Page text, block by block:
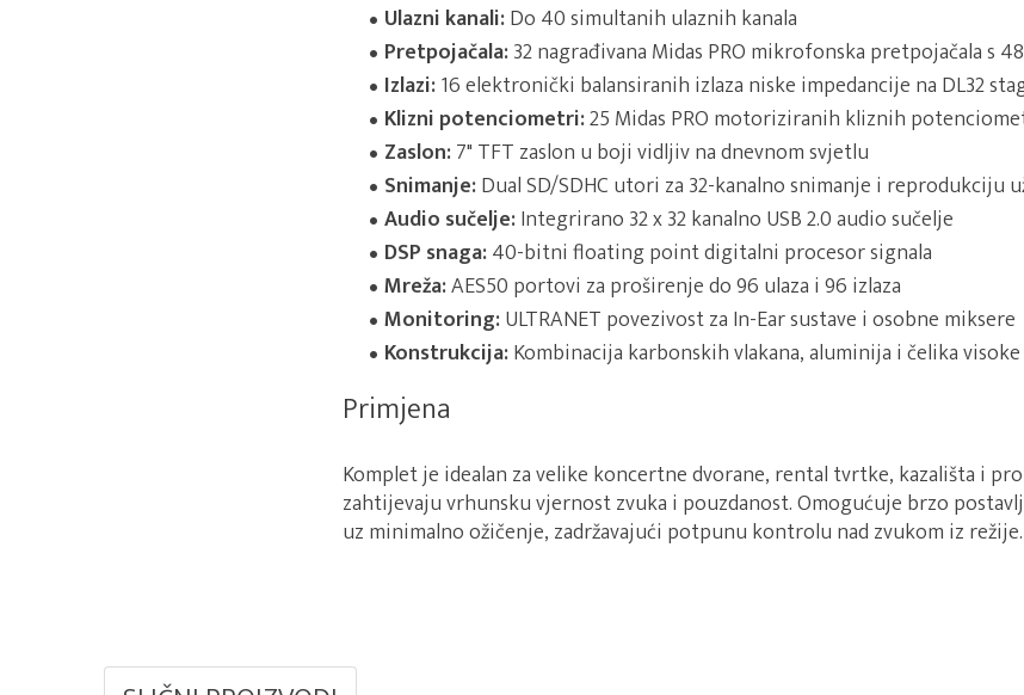
Ulazni kanali:Do 40 simultanih ulaznih kanala
Pretpojačala:32 nagrađivana Midas PRO mikrofonska pretpojačala s
Izlazi:16 elektronički balansiranih izlaza niske impedancije na DL32
Klizni potenciometri:25 Midas PRO motoriziranih kliznih
Zaslon:7" TFT zaslon u boji vidljiv na dnevnom svjetlu
Snimanje:Dual SD/SDHC utori za 32-kanalno snimanje i reprodukciju
Audio sučelje:Integrirano 32 x 32 kanalno USB 2.0 audio sučelje
DSP snaga:40-bitni floating point digitalni procesor signala
Mreža:AES50 portovi za proširenje do 96 ulaza i 96 izlaza
Monitoring:ULTRANET povezivost za In-Ear sustave i osobne miksere
Konstrukcija:Kombinacija karbonskih vlakana, aluminija i čelika
Primjena
Komplet je idealan za velike koncertne dvorane, rental tvrtke, kazališta i
zahtijevaju vrhunsku vjernost zvuka i pouzdanost. Omogućuje brzo
uz minimalno ožičenje, zadržavajući potpunu kontrolu nad zvukom iz režije.